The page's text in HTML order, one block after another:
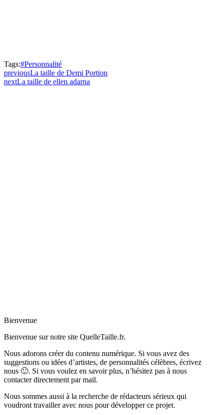
Tags:#Personnalité
previousLa taille de Demi Portion
nextLa taille de ellen adarna
Bienvenue
Bienvenue sur notre site QuelleTaille.fr.
Nous adorons créer du contenu numérique. Si vous avez des
suggestions ou idées d’artistes, de personnalités célèbres, écrivez
nous 🙂. Si vous voulez en savoir plus, n’hésitez pas à nous
contacter directement par mail.
Nous sommes aussi à la recherche de rédacteurs sérieux qui
voudront travailler avec nous pour développer ce projet.